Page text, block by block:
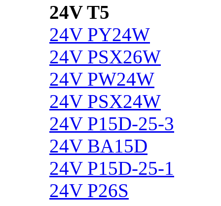
24V T5
24V PY24W
24V PSX26W
24V PW24W
24V PSX24W
24V P15D-25-3
24V BA15D
24V P15D-25-1
24V P26S